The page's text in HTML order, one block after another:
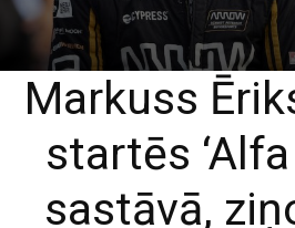
Markuss
startēs ‘Alfa
sastāvā,